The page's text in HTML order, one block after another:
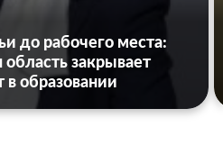
до рабочего места:
закрывает
образовании